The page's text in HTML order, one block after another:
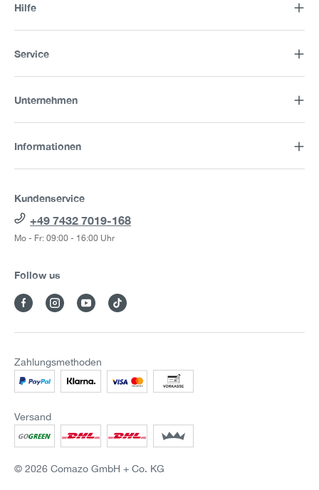
Hilfe
Service
Unternehmen
Informationen
Kundenservice
+49 7432 7019-168
Mo - Fr: 09:00 - 16:00 Uhr
Follow us
Zahlungsmethoden
Versand
© 2026 Comazo GmbH + Co. KG